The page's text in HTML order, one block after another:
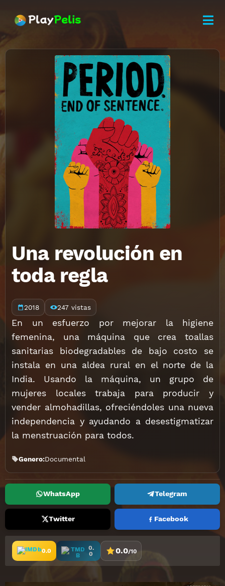
Una revolución en
toda regla
2018 247 vistas
En un esfuerzo por mejorar la higiene
femenina, una máquina que crea toallas
sanitarias biodegradables de bajo costo se
instala en una aldea rural en el norte de la
India. Usando la máquina, un grupo de
mujeres locales trabaja para producir y
vender almohadillas, ofreciéndoles una nueva
independencia y ayudando a desestigmatizar
la menstruación para todos.
Genero:Documental
WhatsApp Telegram
Twitter Facebook
0.0
0.
0
0.0/10